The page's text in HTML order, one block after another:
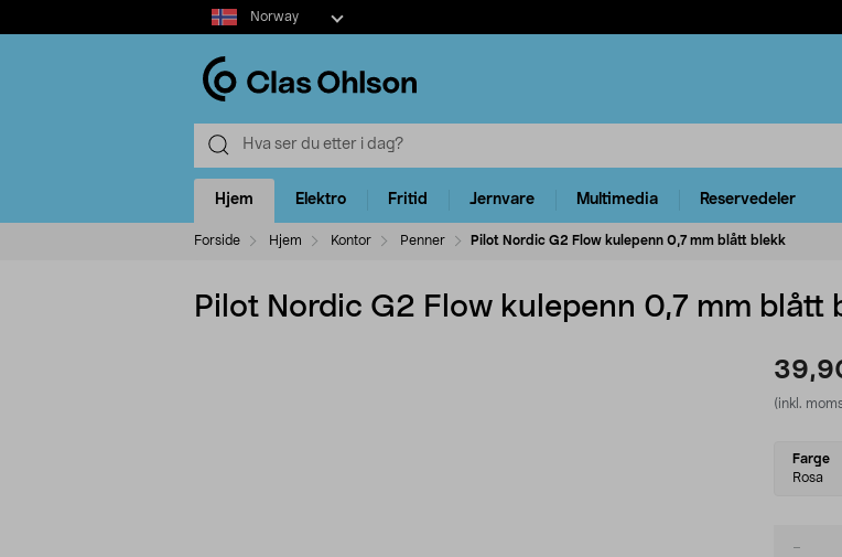
Select
market
Norway
Hjem Elektro Fritid Jernvare Multimedia Reservedeler
Forside Hjem Kontor Penner Pilot Nordic G2 Flow kulepenn 0,7 mm blått blekk
Pilot Nordic G2 Flow kulepenn 0,7 mm blått
(inkl.
Select
variant
Farge
Rosa